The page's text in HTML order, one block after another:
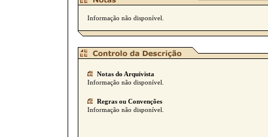
Informação não disponível.
Notas do Arquivista
Informação não disponível.
Regras ou Convenções
Informação não disponível.